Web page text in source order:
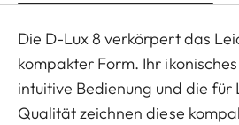
Die D-Lux 8 verkörpert das
kompakter Form. Ihr
intuitive Bedienung und die für
Qualität zeichnen diese